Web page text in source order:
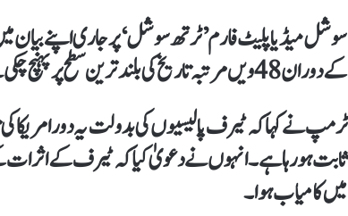
کے دوران 48ویں مرتبہ تاریخ کی بلند ترین سطح پر پہنچ چکی ہے۔
ٹرمپ نے کہا کہ ٹیرف پالیسیوں کی بدولت یہ دور امریکا
میں کامیاب ہوا۔